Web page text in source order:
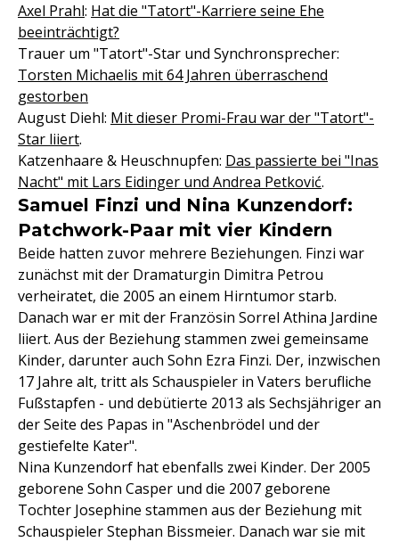
Axel Prahl: Hat die "Tatort"-Karriere seine Ehe
beeinträchtigt?
Trauer um "Tatort"-Star und Synchronsprecher:
Torsten Michaelis mit 64 Jahren überraschend
gestorben
August Diehl: Mit dieser Promi-Frau war der "Tatort"-
Star liiert.
Katzenhaare & Heuschnupfen: Das passierte bei "Inas
Nacht" mit Lars Eidinger und Andrea Petković.
Samuel Finzi und Nina Kunzendorf:
Patchwork-Paar mit vier Kindern
Beide hatten zuvor mehrere Beziehungen. Finzi war
zunächst mit der Dramaturgin Dimitra Petrou
verheiratet, die 2005 an einem Hirntumor starb.
Danach war er mit der Französin Sorrel Athina Jardine
liiert. Aus der Beziehung stammen zwei gemeinsame
Kinder, darunter auch Sohn Ezra Finzi. Der, inzwischen
17 Jahre alt, tritt als Schauspieler in Vaters berufliche
Fußstapfen - und debütierte 2013 als Sechsjähriger an
der Seite des Papas in "Aschenbrödel und der
gestiefelte Kater".
Nina Kunzendorf hat ebenfalls zwei Kinder. Der 2005
geborene Sohn Casper und die 2007 geborene
Tochter Josephine stammen aus der Beziehung mit
Schauspieler Stephan Bissmeier. Danach war sie mit